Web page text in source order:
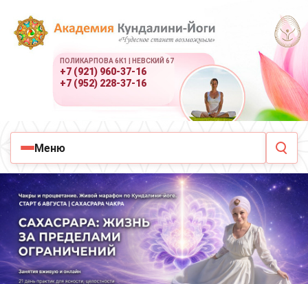
ПОЛИКАРПОВА 6К1 | НЕВСКИЙ 67
+7 (921) 960-37-16
+7 (952) 228-37-16
Меню